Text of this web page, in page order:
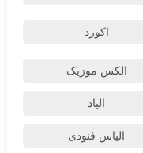
اکورد
الکس موزیک
الیاد
الیاس فنودی